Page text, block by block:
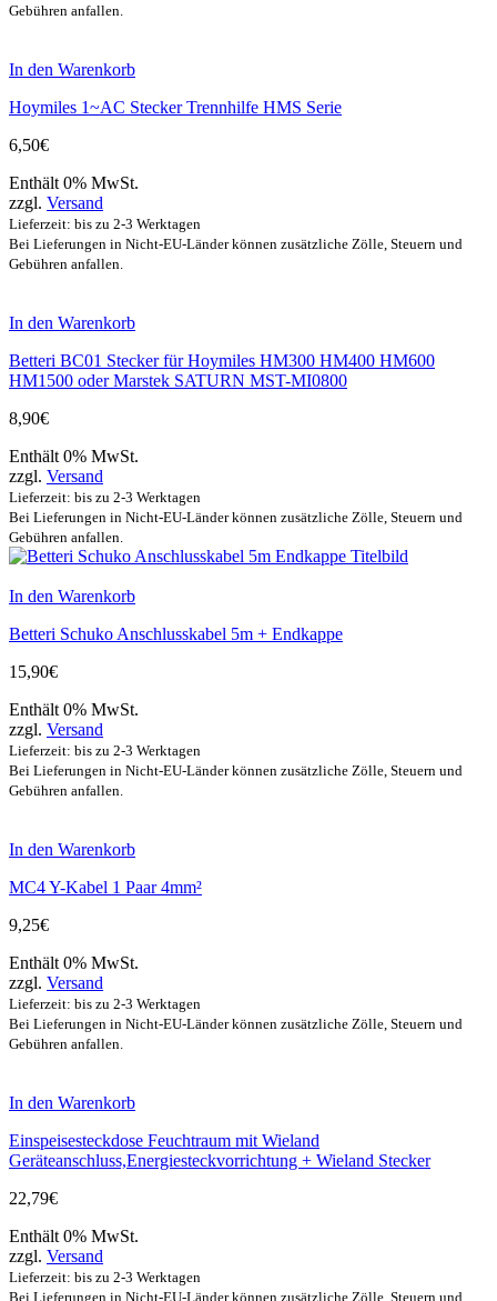
Gebühren anfallen.
In den Warenkorb
Hoymiles 1~AC Stecker Trennhilfe HMS Serie
6,50€
Enthält 0% MwSt.
zzgl. Versand
Lieferzeit: bis zu 2-3 Werktagen
Bei Lieferungen in Nicht-EU-Länder können zusätzliche Zölle, Steuern und
Gebühren anfallen.
In den Warenkorb
Betteri BC01 Stecker für Hoymiles HM300 HM400 HM600
HM1500 oder Marstek SATURN MST-MI0800
8,90€
Enthält 0% MwSt.
zzgl. Versand
Lieferzeit: bis zu 2-3 Werktagen
Bei Lieferungen in Nicht-EU-Länder können zusätzliche Zölle, Steuern und
Gebühren anfallen.
In den Warenkorb
Betteri Schuko Anschlusskabel 5m + Endkappe
15,90€
Enthält 0% MwSt.
zzgl. Versand
Lieferzeit: bis zu 2-3 Werktagen
Bei Lieferungen in Nicht-EU-Länder können zusätzliche Zölle, Steuern und
Gebühren anfallen.
In den Warenkorb
MC4 Y-Kabel 1 Paar 4mm²
9,25€
Enthält 0% MwSt.
zzgl. Versand
Lieferzeit: bis zu 2-3 Werktagen
Bei Lieferungen in Nicht-EU-Länder können zusätzliche Zölle, Steuern und
Gebühren anfallen.
In den Warenkorb
Einspeisesteckdose Feuchtraum mit Wieland
Geräteanschluss,Energiesteckvorrichtung + Wieland Stecker
22,79€
Enthält 0% MwSt.
zzgl. Versand
Lieferzeit: bis zu 2-3 Werktagen
Bei Lieferungen in Nicht-EU-Länder können zusätzliche Zölle, Steuern und